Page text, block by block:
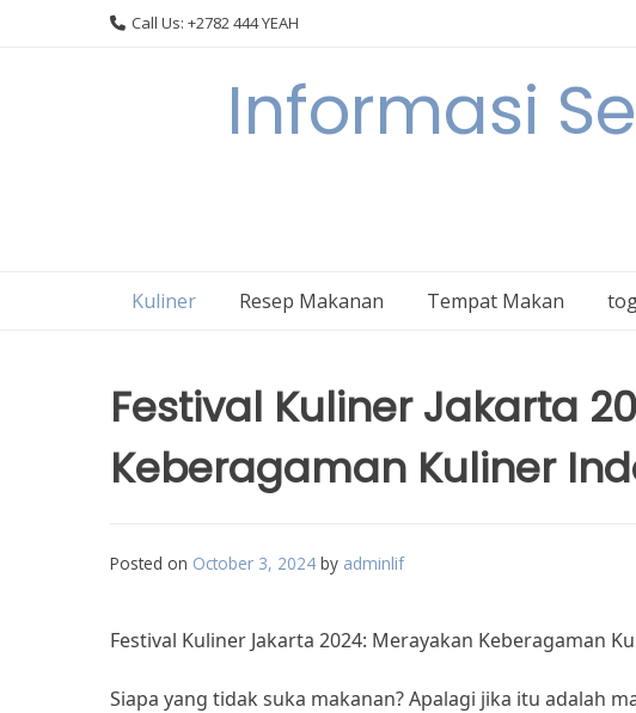
Call Us: +2782 444 YEAH
Informasi
Kuliner Resep Makanan Tempat Makan
Festival Kuliner Jakarta
Keberagaman Kuliner
Posted on October 3, 2024 by adminlif
Festival Kuliner Jakarta 2024: Merayakan Keberagaman
Siapa yang tidak suka makanan? Apalagi jika itu adalah